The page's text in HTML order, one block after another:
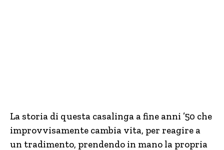
La storia di questa casalinga a fine anni ’50 che
improvvisamente cambia vita, per reagire a
un tradimento, prendendo in mano la propria